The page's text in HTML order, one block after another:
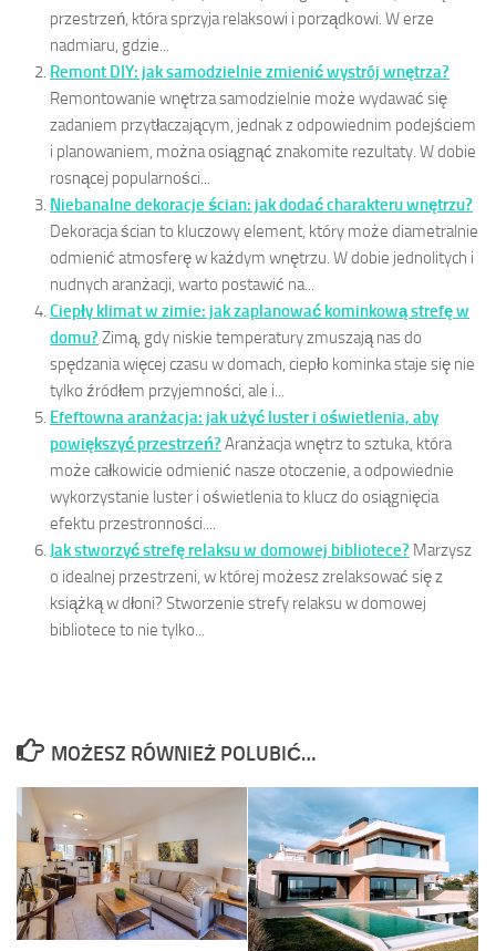
przestrzeń, która sprzyja relaksowi i porządkowi. W erze
nadmiaru, gdzie...
Remont DIY: jak samodzielnie zmienić wystrój wnętrza?
Remontowanie wnętrza samodzielnie może wydawać się
zadaniem przytłaczającym, jednak z odpowiednim podejściem
i planowaniem, można osiągnąć znakomite rezultaty. W dobie
rosnącej popularności...
Niebanalne dekoracje ścian: jak dodać charakteru wnętrzu?
Dekoracja ścian to kluczowy element, który może diametralnie
odmienić atmosferę w każdym wnętrzu. W dobie jednolitych i
nudnych aranżacji, warto postawić na...
Ciepły klimat w zimie: jak zaplanować kominkową strefę w
domu? Zimą, gdy niskie temperatury zmuszają nas do
spędzania więcej czasu w domach, ciepło kominka staje się nie
tylko źródłem przyjemności, ale i...
Efeftowna aranżacja: jak użyć luster i oświetlenia, aby
powiększyć przestrzeń? Aranżacja wnętrz to sztuka, która
może całkowicie odmienić nasze otoczenie, a odpowiednie
wykorzystanie luster i oświetlenia to klucz do osiągnięcia
efektu przestronności....
Jak stworzyć strefę relaksu w domowej bibliotece? Marzysz
o idealnej przestrzeni, w której możesz zrelaksować się z
książką w dłoni? Stworzenie strefy relaksu w domowej
bibliotece to nie tylko...
MOŻESZ RÓWNIEŻ POLUBIĆ…